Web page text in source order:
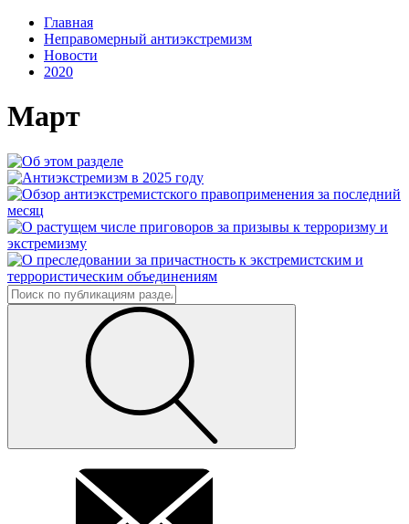
Главная
Неправомерный антиэкстремизм
Новости
2020
Март